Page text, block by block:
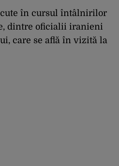
în cursul întâlnirilor
dintre oficialii iranieni
care se află în vizită la